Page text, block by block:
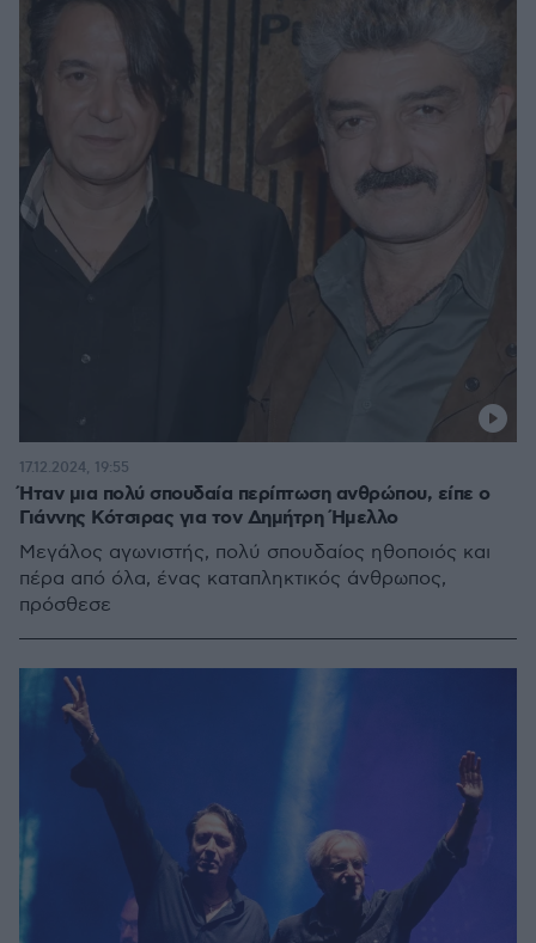
Ήταν μια πολύ σπουδαία περίπτωση ανθρώπου, είπε ο
Γιάννης Κότσιρας για τον Δημήτρη Ήμελλο
Μεγάλος αγωνιστής, πολύ σπουδαίος ηθοποιός και
πέρα από όλα, ένας καταπληκτικός άνθρωπος,
πρόσθεσε
17.12.2024, 19:55